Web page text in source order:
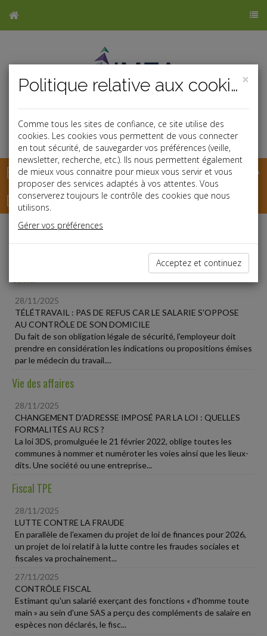
Base documentaire
Dépêches
Liste des dernières dépêches
28/11/2025
TÉLÉTRAVAIL : PAS DE REFUS CAR LE SALARIE S'OPPOSE
AU CONTRÔLE DE SON DOMICILE
Du fait de son obligation légale de sécurité, l'employeur doit
prendre en considération les indications ou propositions émises
par le médecin du travail....
Vie des affaires
28/11/2025
CHANGEMENT D'ADRESSE IMPOSÉ PAR LA LOI : QUELLES
FORMALITÉS AU RCS ?
La loi 3DS, promulguée le 21 février 2022, oblige toutes les
communes à nommer et numéroter les voies ainsi que les lieux-
dits. Une société ou une entreprise...
Fiscal TPE
28/11/2025
LUTTE CONTRE LA FRAUDE
En parallèle de l'examen du projet de loi de finances pour 2026,
un projet de loi relatif à la lutte contre les fraudes sociales et
fiscales va prochainement...
27/11/2025
CONTRÔLE FISCAL
Estimant qu'un salarié exerçant des fonctions « d'homme toute
main » au sein d'une SAS a perçu des compléments de salaire en
espèces non déclarés, le fisc...
×
Politique relative aux cookies
Comme tous les sites de confiance, ce site utilise des
cookies. Les cookies vous permettent de vous connecter
en tout sécurité, de sauvegarder vos préférences (veille,
newsletter, recherche, etc.). Ils nous permettent également
de mieux vous connaitre pour mieux vous servir et vous
proposer des services adaptés à vos attentes. Vous
conserverez toujours le contrôle des cookies que nous
utilisons.
Gérer vos préférences
Acceptez et continuez